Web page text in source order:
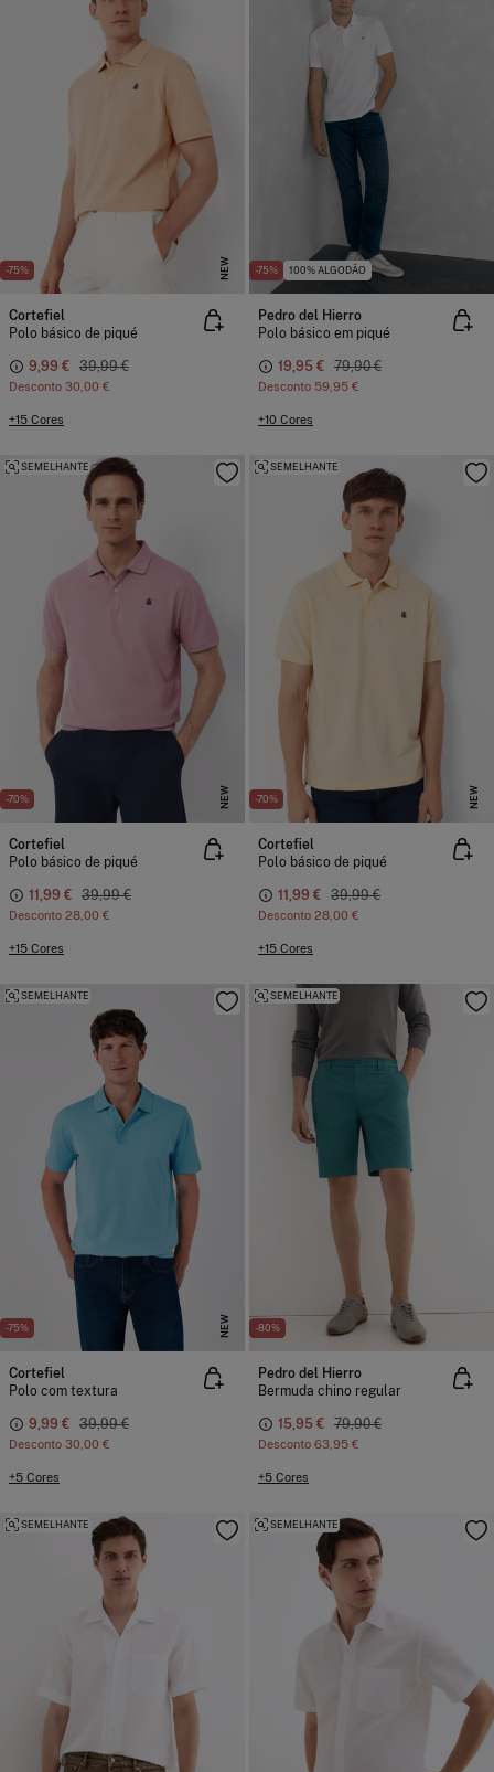
-75% NEW
Cortefiel
Polo básico de piqué
9,99 € 39,99 €
Desconto 30,00 €
+15 Cores
-75% 100% ALGODÃO
Pedro del Hierro
Polo básico em piqué
19,95 € 79,90 €
Desconto 59,95 €
+10 Cores
-70% NEW
SEMELHANTE
Cortefiel
Polo básico de piqué
11,99 € 39,99 €
Desconto 28,00 €
+15 Cores
-70% NEW
SEMELHANTE
Cortefiel
Polo básico de piqué
11,99 € 39,99 €
Desconto 28,00 €
+15 Cores
-75% NEW
SEMELHANTE
Cortefiel
Polo com textura
9,99 € 39,99 €
Desconto 30,00 €
+5 Cores
-80%
SEMELHANTE
Pedro del Hierro
Bermuda chino regular
15,95 € 79,90 €
Desconto 63,95 €
+5 Cores
SEMELHANTE SEMELHANTE